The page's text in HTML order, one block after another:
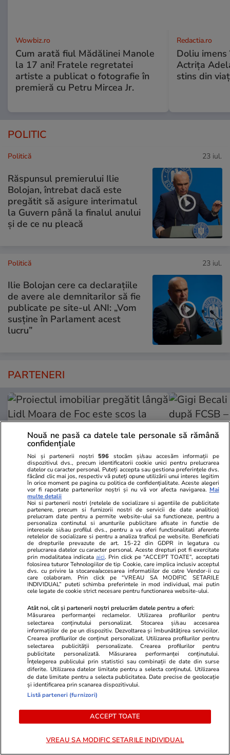
Wowbiz.ro
Cum arată fiul Mădălinei Manole
la 17 ani! Fratele regretatei
artiste a publicat o fotografie în
premieră cu Petru Mircea Jr.
Redactia.ro
Doliu
Actrița
stins din
POLITIC
Politică 23 iul.
Răspunsul premierului Ilie
Bolojan, întrebat dacă este
pregătit să asigure interimatul
la Guvern până la finalul anului
și de ce nu pleacă
Politică 23 iul.
Ilie Bolojan cere ca declarațiile
de avere ale demnitarilor să fie
publicate pe site-ul ANI: „Vom
susține în Parlament acest
lucru”
PARTENERI
ZiaruldeIasi.ro
Proiectul imobiliar pregătit lângă
Lidl Moara de Foc este scos la
vânzare. Dezvoltatorul este
asociat în piață cu un alt proiect
de anvergură
Fanatik.ro
Gigi Becali
după FCSB
mai intra
Vrei să îți fac o rețetă?
ULTIMELE ȘTIRI
cu Ilie Bolojan în Palatul Victoria: „Asta nu
Nouă ne pasă ca datele tale personale să rămână
confidențiale
Noi și partenerii noștri 596 stocăm și/sau accesăm informații pe
dispozitivul dvs., precum identificatorii cookie unici pentru prelucrarea
datelor cu caracter personal. Puteți accepta sau gestiona preferințele dvs.
făcând clic mai jos, respectiv vă puteți opune utilizării unui interes legitim
în orice moment pe pagina cu politica de confidențialitate. Aceste alegeri
vor fi raportate partenerilor noștri și nu vă vor afecta navigarea. Mai
multe detalii
Noi si partenerii nostri (retelele de socializare si agentiile de publicitate
partenere, precum si furnizorii nostri de servicii de date analitice)
prelucram date pentru a permite website-ului sa functioneze, pentru a
personaliza continutul si anunturile publicitare afisate in functie de
interesele si/sau profilul dvs., pentru a va oferi functionalitati aferente
retelelor de socializare si pentru a analiza traficul pe website. Beneficiati
de drepturile prevazute de art. 15-22 din GDPR in legatura cu
prelucrarea datelor cu caracter personal. Aceste drepturi pot fi exercitate
prin modalitatea indicataaici. Prin click pe “ACCEPT TOATE”, acceptati
folosirea tuturor Tehnologiilor de tip Cookie, care implica inclusiv acceptul
dvs. cu privire la stocarea/accesarea informatiilor de catre Vendor-ii cu
care colaboram. Prin click pe “VREAU SA MODIFIC SETARILE
INDIVIDUAL” puteti schimba preferintele in mod individual, mai putin
cele legate de cookie strict necesare pentru functionarea website-ului.
Atât noi, cât și partenerii noștri prelucrăm datele pentru a oferi:
Măsurarea performanței reclamelor. Utilizarea profilurilor pentru
selectarea conținutului personalizat. Stocarea și/sau accesarea
informațiilor de pe un dispozitiv. Dezvoltarea și îmbunătățirea serviciilor.
Crearea profilurilor de conținut personalizat. Utilizarea profilurilor pentru
selectarea publicității personalizate. Crearea profilurilor pentru
publicitate personalizată. Măsurarea performanței conținutului.
Înțelegerea publicului prin statistici sau combinații de date din surse
diferite. Utilizarea datelor limitate pentru a selecta conținutul. Utilizarea
de date limitate pentru a selecta publicitatea. Date precise de geolocație
și identificarea prin scanarea dispozitivului.
Listă parteneri (furnizori)
ACCEPT TOATE
VREAU SA MODIFIC SETARILE INDIVIDUAL